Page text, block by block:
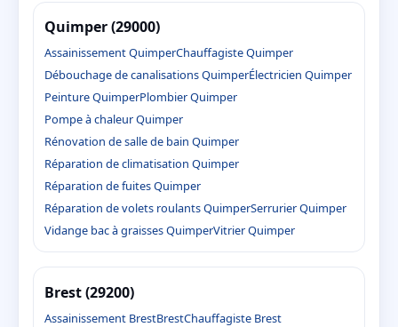
Quimper (29000)
Assainissement QuimperChauffagiste Quimper
Débouchage de canalisations QuimperÉlectricien Quimper
Peinture QuimperPlombier Quimper
Pompe à chaleur Quimper
Rénovation de salle de bain Quimper
Réparation de climatisation Quimper
Réparation de fuites Quimper
Réparation de volets roulants QuimperSerrurier Quimper
Vidange bac à graisses QuimperVitrier Quimper
Brest (29200)
Assainissement BrestBrestChauffagiste Brest